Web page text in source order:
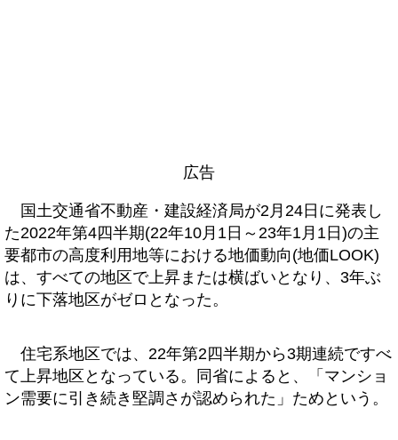
広告
国土交通省不動産・建設経済局が2月24日に発表し
た2022年第4四半期(22年10月1日～23年1月1日)の主
要都市の高度利用地等における地価動向(地価LOOK)
は、すべての地区で上昇または横ばいとなり、3年ぶ
りに下落地区がゼロとなった。
住宅系地区では、22年第2四半期から3期連続ですべ
て上昇地区となっている。同省によると、「マンショ
ン需要に引き続き堅調さが認められた」ためという。